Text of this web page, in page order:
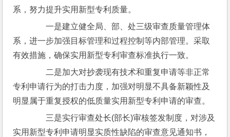
系，努力提升实用新型专利质量。
一是建立健全局、部、处三级审查质量管理体
系，进一步加强目标管理和过程控制等内部管理。采取
有效措施，确保实用新型专利审查标准执行一致。
二是加大对抄袭现有技术和重复申请等非正常
专利申请行为的打击力度，加强对明显不具备新颖性及
明显属于重复授权的低质量实用新型专利申请的审查。
三是实行审查处长(部长)审核签发制度，对涉及
实用新型专利申请明显实质性缺陷的审查意见通知书，